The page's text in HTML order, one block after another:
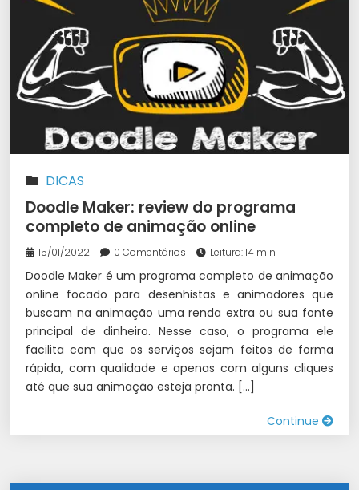
DICAS
Doodle Maker: review do programa
completo de animação online
15/01/2022 0 Comentários Leitura: 14 min
Doodle Maker é um programa completo de animação
online focado para desenhistas e animadores que
buscam na animação uma renda extra ou sua fonte
principal de dinheiro. Nesse caso, o programa ele
facilita com que os serviços sejam feitos de forma
rápida, com qualidade e apenas com alguns cliques
até que sua animação esteja pronta. […]
Continue